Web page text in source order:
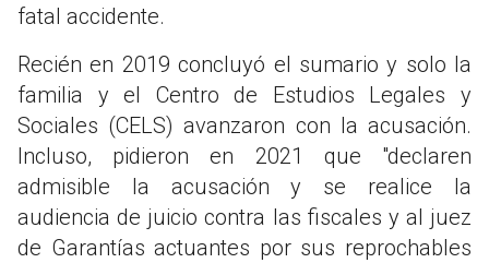
fatal accidente.
Recién en 2019 concluyó el sumario y solo la
familia y el Centro de Estudios Legales y
Sociales (CELS) avanzaron con la acusación.
Incluso, pidieron en 2021 que "declaren
admisible la acusación y se realice la
audiencia de juicio contra las fiscales y al juez
de Garantías actuantes por sus reprochables